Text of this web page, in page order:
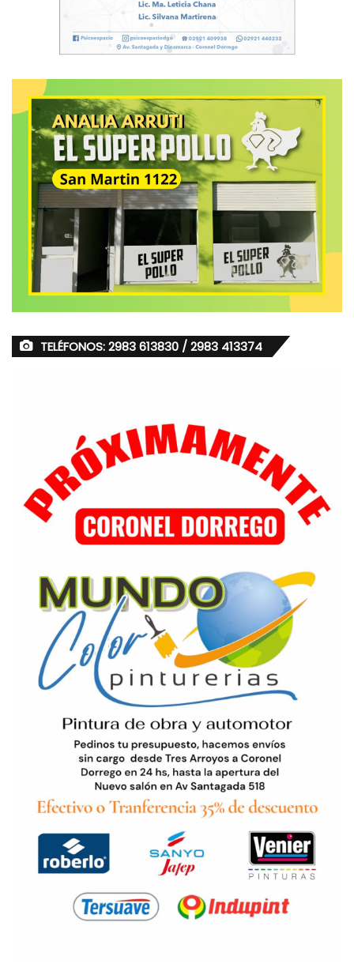
TELÉFONOS: 2983 613830 / 2983 413374